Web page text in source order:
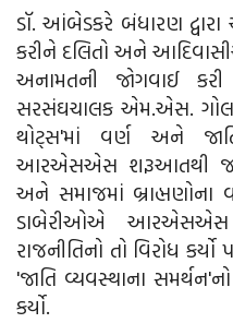
ડૉ. આંબેડકરે બંધારણ
કરીને દલિતો અને
અનામતની જોગવાઈ
સરસંઘચાલક એમ.એસ.
થોટ્સ'માં વર્ણ અને
આરએસએસ શરૂઆતથી જ
અને સમાજમાં બ્રાહ્મણોના
ડાબેરીઓએ આરએસએસ
રાજનીતિનો તો વિરોધ
'જાતિ વ્યવસ્થાના
કર્યો.